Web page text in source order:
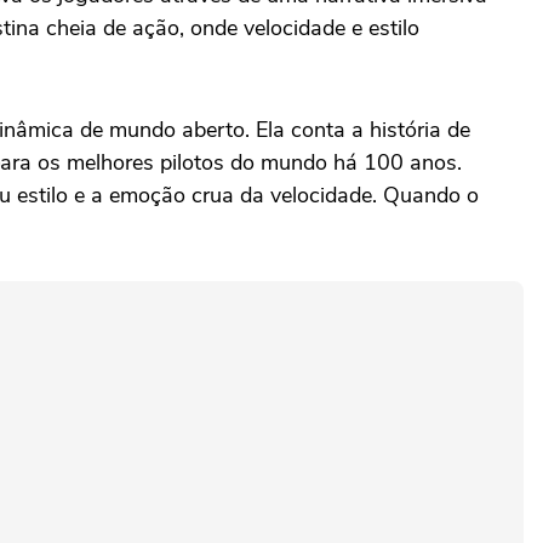
cheia de ação, onde velocidade e estilo
de mundo aberto. Ela conta a história de
os melhores pilotos do mundo há 100 anos.
e a emoção crua da velocidade. Quando o